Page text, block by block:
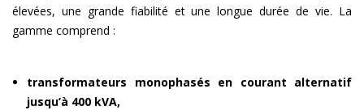
élevées, une grande fiabilité et une longue durée de vie. La
gamme comprend :
transformateurs monophasés en courant alternatif
jusqu’à 400 kVA,